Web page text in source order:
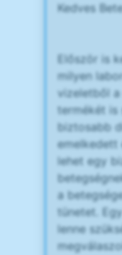
Kedves
Először is
milyen
vizeletből
termékét is
biztosabb
emelkedett
lehet egy
a
tünetet.
lenne